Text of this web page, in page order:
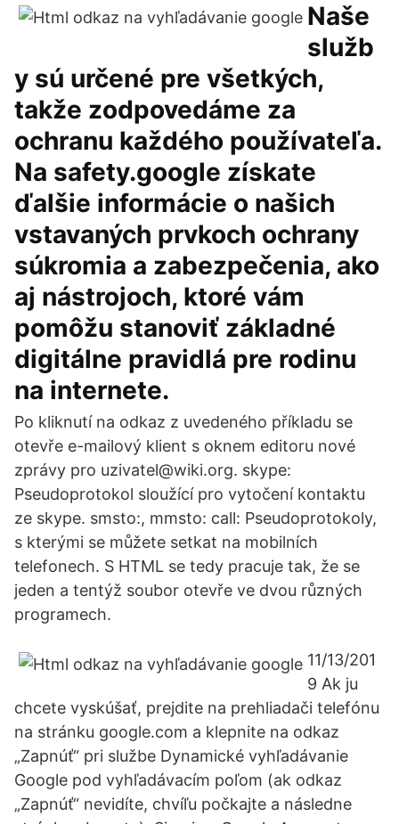
Naše
služb
y sú určené pre všetkých,
takže zodpovedáme za
ochranu každého používateľa.
Na safety.google získate
ďalšie informácie o našich
vstavaných prvkoch ochrany
súkromia a zabezpečenia, ako
aj nástrojoch, ktoré vám
pomôžu stanoviť základné
digitálne pravidlá pre rodinu
na internete.
Po kliknutí na odkaz z uvedeného příkladu se
otevře e-mailový klient s oknem editoru nové
zprávy pro uzivatel@wiki.org. skype:
Pseudoprotokol sloužící pro vytočení kontaktu
ze skype. smsto:, mmsto: call: Pseudoprotokoly,
s kterými se můžete setkat na mobilních
telefonech. S HTML se tedy pracuje tak, že se
jeden a tentýž soubor otevře ve dvou různých
programech.
11/13/201
9 Ak ju
chcete vyskúšať, prejdite na prehliadači telefónu
na stránku google.com a klepnite na odkaz
„Zapnúť“ pri službe Dynamické vyhľadávanie
Google pod vyhľadávacím poľom (ak odkaz
„Zapnúť“ nevidíte, chvíľu počkajte a následne